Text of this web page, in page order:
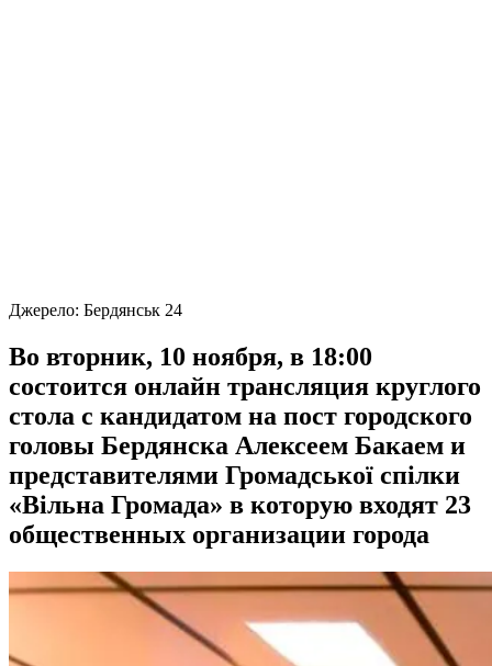
Джерело: Бердянськ 24
Во вторник, 10 ноября, в 18:00
состоится онлайн трансляция круглого
стола с кандидатом на пост городского
головы Бердянска Алексеем Бакаем и
представителями Громадської спілки
«Вільна Громада» в которую входят 23
общественных организации города